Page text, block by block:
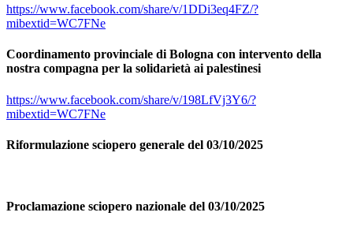
https://www.facebook.com/share/v/1DDi3eq4FZ/?
mibextid=WC7FNe
Coordinamento provinciale di Bologna con intervento della
nostra compagna per la solidarietà ai palestinesi
https://www.facebook.com/share/v/198LfVj3Y6/?
mibextid=WC7FNe
Riformulazione sciopero generale del 03/10/2025
Proclamazione sciopero nazionale del 03/10/2025